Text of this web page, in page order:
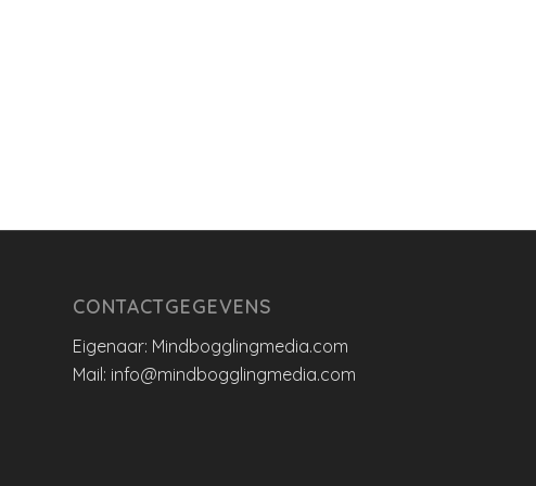
CONTACTGEGEVENS
Eigenaar: Mindbogglingmedia.com
Mail: info@mindbogglingmedia.com